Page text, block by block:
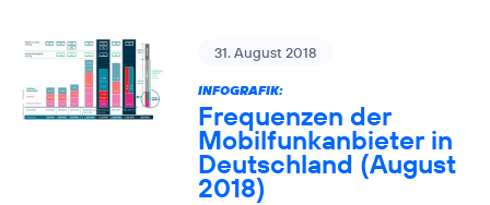
31. August 2018
INFOGRAFIK:
Frequenzen der
Mobilfunkanbieter in
Deutschland (August
2018)